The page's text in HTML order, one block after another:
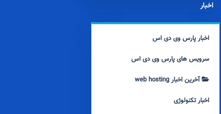
اخبار
اخبار پارس وی دی اس
سرویس های پارس وی دی اس
آخرین اخبار web hosting
اخبار تکنولوژی